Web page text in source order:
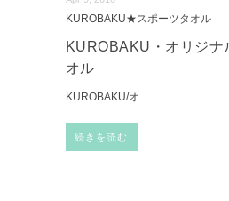
KUROBAKU★スポーツタオル
KUROBAKU・オリジナ
オル
KUROBAKU/オ...
続きを読む